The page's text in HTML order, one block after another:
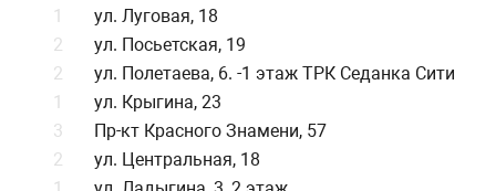
1
ул. Луговая, 18
2
ул. Посьетская, 19
2
ул. Полетаева, 6. -1 этаж ТРК Седанка Сити
1
ул. Крыгина, 23
3
Пр-кт Красного Знамени, 57
2
ул. Центральная, 18